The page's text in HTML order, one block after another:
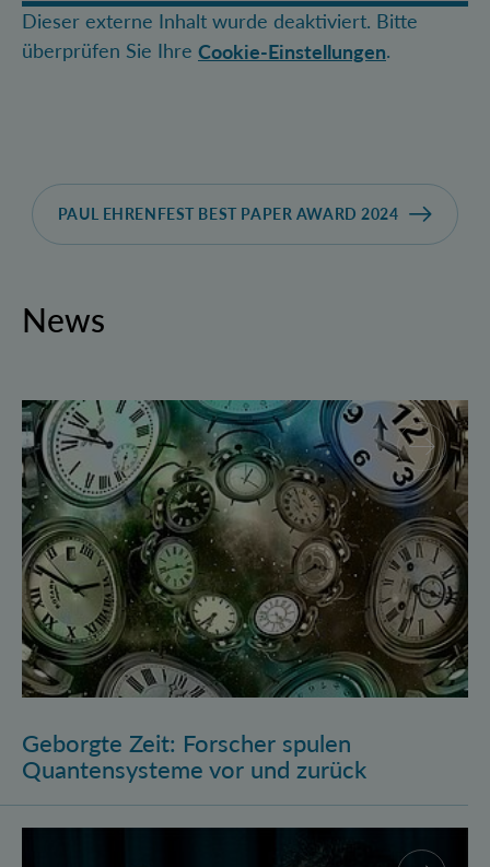
Dieser externe Inhalt wurde deaktiviert. Bitte
überprüfen Sie Ihre Cookie-Einstellungen.
PAUL EHRENFEST BEST PAPER AWARD 2024
News
Geborgte Zeit: Forscher spulen Quantensysteme vor
Geborgte Zeit: Forscher spulen
Quantensysteme vor und zurück